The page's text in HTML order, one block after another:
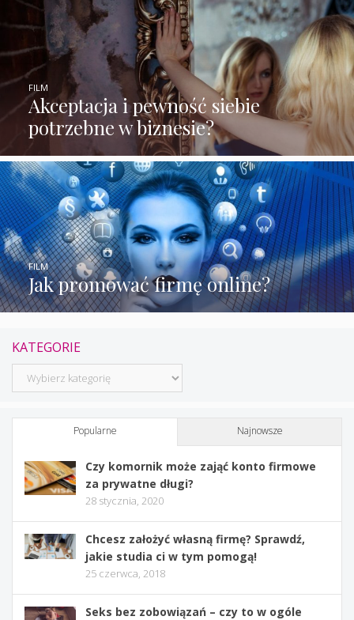
Akceptacja i pewność siebie
potrzebne w biznesie?
FILM
Jak promować firmę online?
FILM
KATEGORIE
Kategorie
Popularne Najnowsze
Czy komornik może zająć konto firmowe
za prywatne długi?
28 stycznia, 2020
Chcesz założyć własną firmę? Sprawdź,
jakie studia ci w tym pomogą!
25 czerwca, 2018
Seks bez zobowiązań – czy to w ogóle